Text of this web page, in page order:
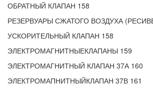
ОБРАТНЫЙ КЛАПАН 158
РЕЗЕРВУАРЫ СЖАТОГО ВОЗДУХА
УСКОРИТЕЛЬНЫЙ КЛАПАН 158
ЭЛЕКТРОМАГНИТНЫЕКЛАПАНЫ 159
ЭЛЕКТРОМАГНИТНЫЙ КЛАПАН 37А 160
ЭЛЕКТРОМАПНИТНЫЙКЛАПАН 37В 161